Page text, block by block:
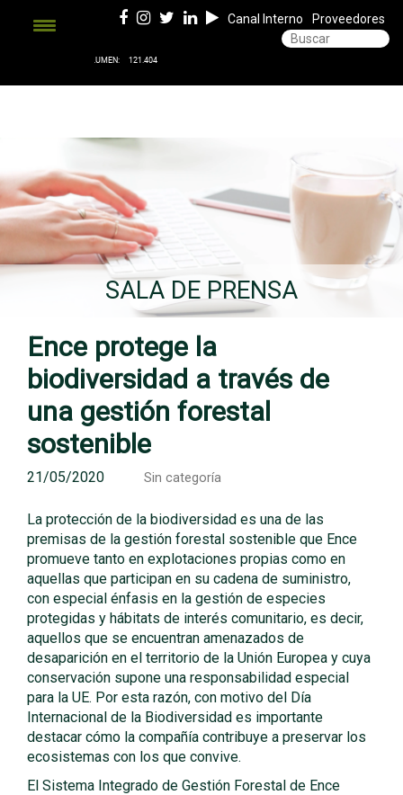
Canal Interno Proveedores
SALA DE PRENSA
Ence protege la
biodiversidad a través de
una gestión forestal
sostenible
21/05/2020 Sin categoría
La protección de la biodiversidad es una de las
premisas de la gestión forestal sostenible que Ence
promueve tanto en explotaciones propias como en
aquellas que participan en su cadena de suministro,
con especial énfasis en la gestión de especies
protegidas y hábitats de interés comunitario, es decir,
aquellos que se encuentran amenazados de
desaparición en el territorio de la Unión Europea y cuya
conservación supone una responsabilidad especial
para la UE. Por esta razón, con motivo del Día
Internacional de la Biodiversidad es importante
destacar cómo la compañía contribuye a preservar los
ecosistemas con los que convive.
El Sistema Integrado de Gestión Forestal de Ence